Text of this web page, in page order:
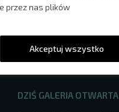
przez nas plików
Akceptuj wszystko
DZIŚ GALERIA OTWARTA